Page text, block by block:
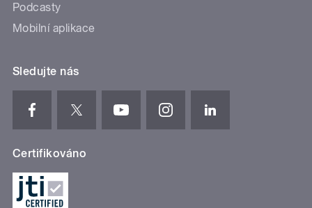
Podcasty
Mobilní aplikace
Sledujte nás
Certifikováno